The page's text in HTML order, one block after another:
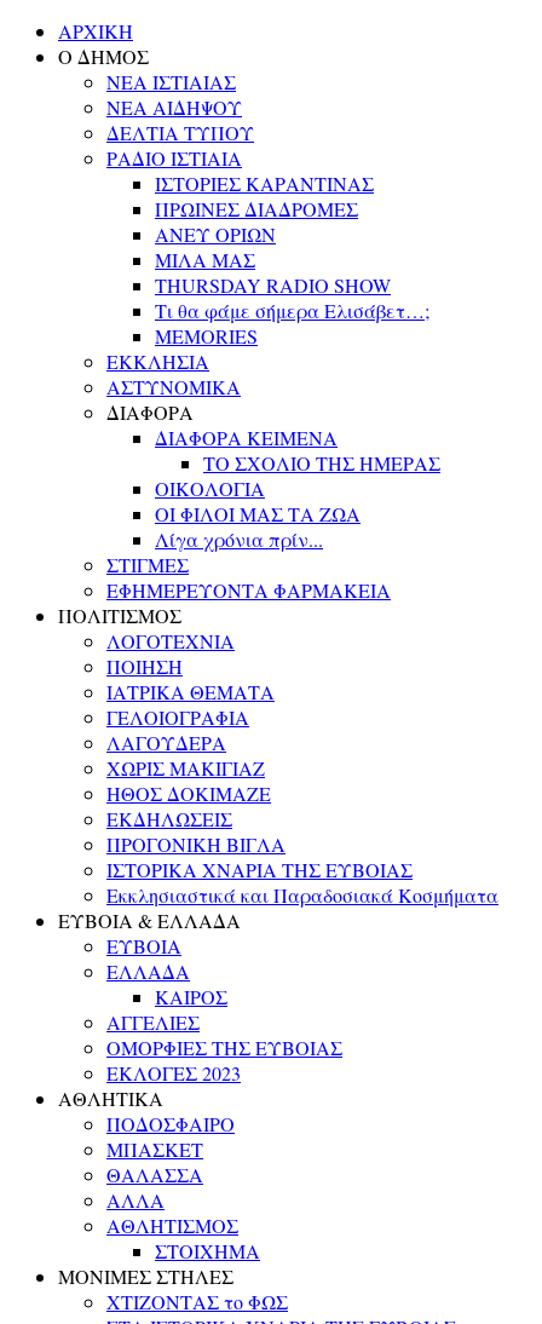
ΑΡΧΙΚΗ
Ο ΔΗΜΟΣ
ΝΕΑ ΙΣΤΙΑΙΑΣ
ΝΕΑ ΑΙΔΗΨΟΥ
ΔΕΛΤΙΑ ΤΥΠΟΥ
ΡΑΔΙΟ ΙΣΤΙΑΙΑ
ΙΣΤΟΡΙΕΣ ΚΑΡΑΝΤΙΝΑΣ
ΠΡΩΙΝΕΣ ΔΙΑΔΡΟΜΕΣ
ΑΝΕΥ ΟΡΙΩΝ
ΜΙΛΑ ΜΑΣ
THURSDAY RADIO SHOW
Τι θα φάμε σήμερα Ελισάβετ…;
MEMORIES
ΕΚΚΛΗΣΙΑ
ΑΣΤΥΝΟΜΙΚΑ
ΔΙΑΦΟΡΑ
ΔΙΑΦΟΡΑ ΚΕΙΜΕΝΑ
ΤΟ ΣΧΟΛΙΟ ΤΗΣ ΗΜΕΡΑΣ
ΟΙΚΟΛΟΓΙΑ
ΟΙ ΦΙΛΟΙ ΜΑΣ ΤΑ ΖΩΑ
Λίγα χρόνια πρίν...
ΣΤΙΓΜΕΣ
ΕΦΗΜΕΡΕΥΟΝΤΑ ΦΑΡΜΑΚΕΙΑ
ΠΟΛΙΤΙΣΜΟΣ
ΛΟΓΟΤΕΧΝΙΑ
ΠΟΙΗΣΗ
ΙΑΤΡΙΚΑ ΘΕΜΑΤΑ
ΓΕΛΟΙΟΓΡΑΦΙΑ
ΛΑΓΟΥΔΕΡΑ
ΧΩΡΙΣ ΜΑΚΙΓΙΑΖ
ΗΘΟΣ ΔΟΚΙΜΑΖΕ
ΕΚΔΗΛΩΣΕΙΣ
ΠΡΟΓΟΝΙΚΗ ΒΙΓΛΑ
ΙΣΤΟΡΙΚΑ ΧΝΑΡΙΑ ΤΗΣ ΕΥΒΟΙΑΣ
Εκκλησιαστικά και Παραδοσιακά Κοσμήματα
ΕΥΒΟΙΑ & ΕΛΛΑΔΑ
ΕΥΒΟΙΑ
ΕΛΛΑΔΑ
ΚΑΙΡΟΣ
ΑΓΓΕΛΙΕΣ
ΟΜΟΡΦΙΕΣ ΤΗΣ ΕΥΒΟΙΑΣ
ΕΚΛΟΓΕΣ 2023
ΑΘΛΗΤΙΚΑ
ΠΟΔΟΣΦΑΙΡΟ
ΜΠΑΣΚΕΤ
ΘΑΛΑΣΣΑ
ΑΛΛΑ
ΑΘΛΗΤΙΣΜΟΣ
ΣΤΟΙΧΗΜΑ
ΜΟΝΙΜΕΣ ΣΤΗΛΕΣ
ΧΤΙΖΟΝΤΑΣ το ΦΩΣ